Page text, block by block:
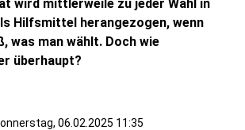
wird mittlerweile zu jeder Wahl in
Hilfsmittel herangezogen, wenn
was man wählt. Doch wie
überhaupt?
06.02.2025 11:35